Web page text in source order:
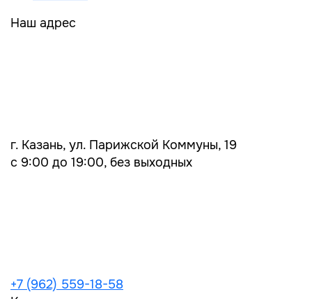
Наш адрес
г. Казань, ул. Парижской Коммуны, 19
с 9:00 до 19:00, без выходных
+7 (962) 559-18-58